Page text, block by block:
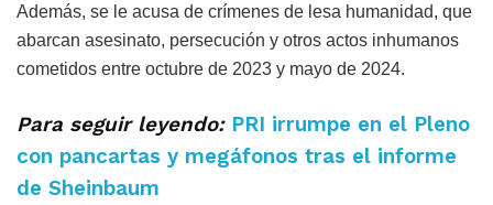
Además, se le acusa de crímenes de lesa humanidad, que
abarcan asesinato, persecución y otros actos inhumanos
cometidos entre octubre de 2023 y mayo de 2024.
Para seguir leyendo: PRI irrumpe en el Pleno
con pancartas y megáfonos tras el informe
de Sheinbaum